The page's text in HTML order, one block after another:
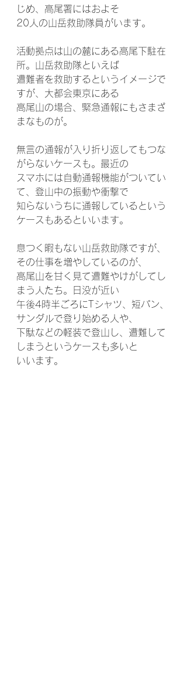
じめ、高尾署にはおよそ
20人の山岳救助隊員がいます。
活動拠点は山の麓にある高尾下駐在
所。山岳救助隊といえば
遭難者を救助するというイメージで
すが、大都会東京にある
高尾山の場合、緊急通報にもさまざ
まなものが。
無言の通報が入り折り返してもつな
がらないケースも。最近の
スマホには自動通報機能がついてい
て、登山中の振動や衝撃で
知らないうちに通報しているという
ケースもあるといいます。
息つく暇もない山岳救助隊ですが、
その仕事を増やしているのが、
高尾山を甘く見て遭難やけがしてし
まう人たち。日没が近い
午後4時半ごろにTシャツ、短パン、
サンダルで登り始める人や、
下駄などの軽装で登山し、遭難して
しまうというケースも多いと
いいます。